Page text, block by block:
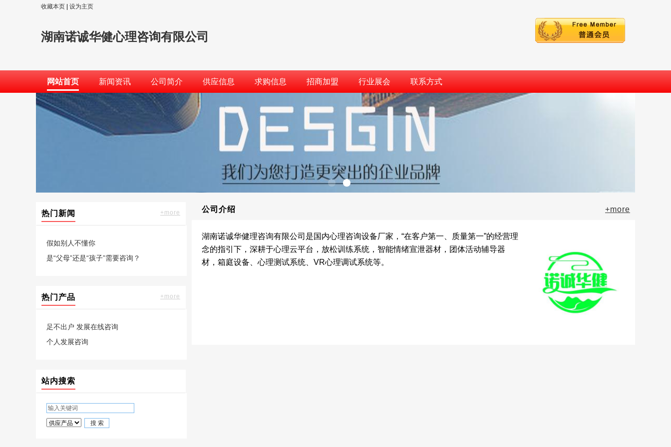
收藏本页 设为主页
湖南诺诚华健心理咨询有限公司
网站首页 新闻资讯 公司简介 供应信息 求购信息 招商加盟 行业展会 联系方式
+more
热门新闻
假如别人不懂你
是“父母”还是“孩子”需要咨询？
+more
热门产品
足不出户 发展在线咨询
个人发展咨询
站内搜索
+more
公司介绍
湖南诺诚华健理咨询有限公司是国内心理咨询设备厂家，“在客户第一、质量第一”的经营理
念的指引下，深耕于心理云平台，放松训练系统，智能情绪宣泄器材，团体活动辅导器
材，箱庭设备、心理测试系统、VR心理调试系统等。